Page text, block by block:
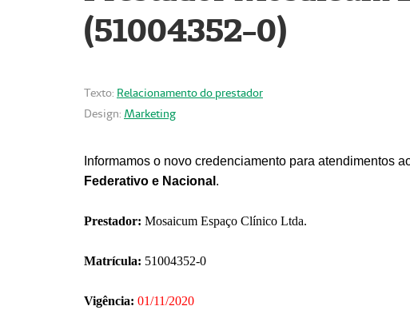
(51004352-0)
Texto: Relacionamento do prestador
Design: Marketing
Informamos o novo credenciamento para atendimentos
Federativo e Nacional .
Prestador: Mosaicum Espaço Clínico Ltda.
Matrícula: 51004352-0
Vigência: 01/11/2020